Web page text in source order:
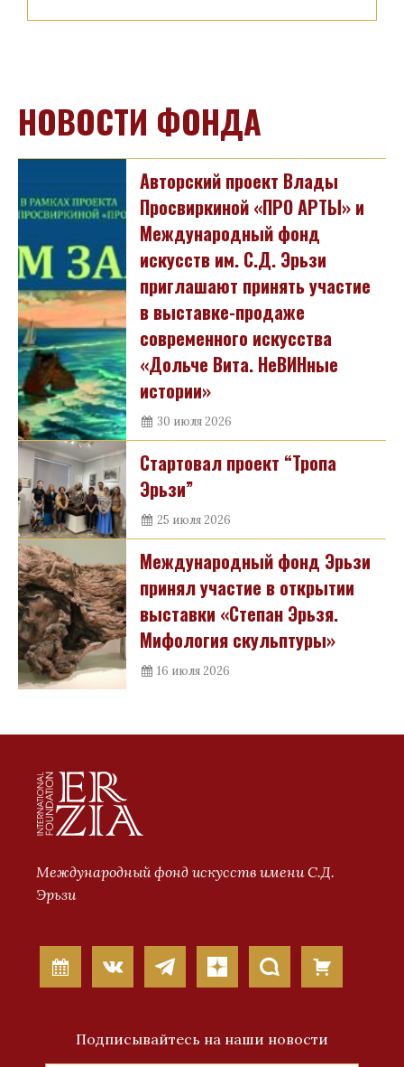
НОВОСТИ ФОНДА
Авторский проект Влады
Просвиркиной «ПРО АРТЫ» и
Международный фонд
искусств им. С.Д. Эрьзи
приглашают принять участие
в выставке-продаже
современного искусства
«Дольче Вита. НеВИНные
истории»
30 июля 2026
Стартовал проект “Тропа
Эрьзи”
25 июля 2026
Международный фонд Эрьзи
принял участие в открытии
выставки «Степан Эрьзя.
Мифология скульптуры»
16 июля 2026
Международный фонд искусств имени С.Д.
Эрьзи
Подписывайтесь на наши новости